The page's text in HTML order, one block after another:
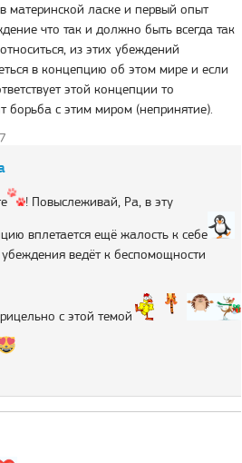
материнской ласке и первый опыт
что так и должно быть всегда так
из этих убеждений
в концепцию об этом мире и если
этой концепции то
борьба с этим миром (непринятие).
! Повыслеживай, Ра, в эту
вплетается ещё жалость к себе
убеждения ведёт к беспомощности
с этой темой